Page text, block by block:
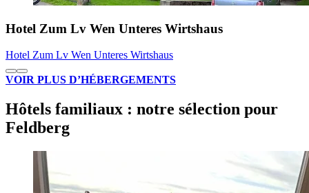
Hotel Zum Lv Wen Unteres Wirtshaus
Hotel Zum Lv Wen Unteres Wirtshaus
VOIR PLUS D’HÉBERGEMENTS
Hôtels familiaux : notre sélection pour
Feldberg